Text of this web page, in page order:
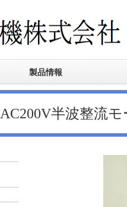
製品情報
フィルムコンデンサ
高周波オイルコンデンサ
CR複合部品
サージ防護デバイス
CRVスナバ
高出力電源装置
耐圧検査機
イオナイザー
モーターブレーキ電源
MotoCarrou
特殊
機械
制御
エポ
AC200V半波整流